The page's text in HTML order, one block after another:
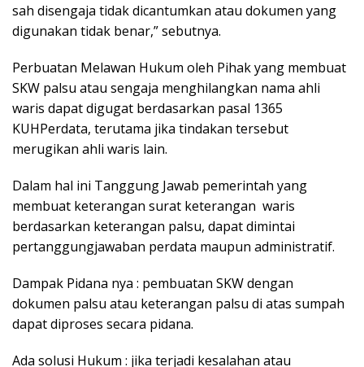
sah disengaja tidak dicantumkan atau dokumen yang
digunakan tidak benar,” sebutnya.
Perbuatan Melawan Hukum oleh Pihak yang membuat
SKW palsu atau sengaja menghilangkan nama ahli
waris dapat digugat berdasarkan pasal 1365
KUHPerdata, terutama jika tindakan tersebut
merugikan ahli waris lain.
Dalam hal ini Tanggung Jawab pemerintah yang
membuat keterangan surat keterangan waris
berdasarkan keterangan palsu, dapat dimintai
pertanggungjawaban perdata maupun administratif.
Dampak Pidana nya : pembuatan SKW dengan
dokumen palsu atau keterangan palsu di atas sumpah
dapat diproses secara pidana.
Ada solusi Hukum : jika terjadi kesalahan atau